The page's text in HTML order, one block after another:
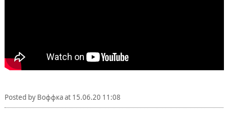
Posted by Воффкаat 15.06.20 11:08